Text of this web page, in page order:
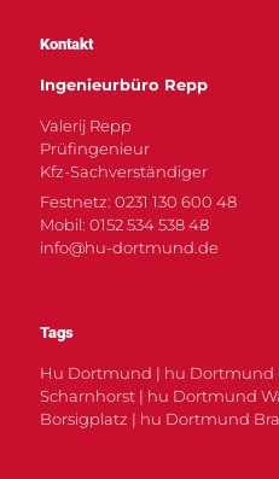
Kontakt
Ingenieurbüro Repp
Valerij Repp
Prüfingenieur
Kfz-Sachverständiger
Festnetz: 0231 130 600 48
Mobil: 0152 534 538 48
info@hu-dortmund.de
Tags
Hu Dortmund | hu
Scharnhorst | hu Dortmund
Borsigplatz | hu Dortmund